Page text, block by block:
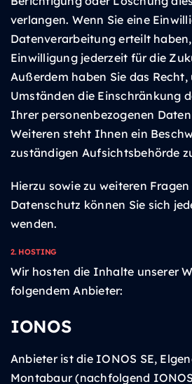
verlangen. Wenn Sie eine
Datenverarbeitung erteilt
Einwilligung jederzeit für die
Außerdem haben Sie das
Umständen die Einschränkung
Ihrer personenbezogenen
Weiteren steht Ihnen ein
zuständigen Aufsichtsbehörde
Hierzu sowie zu weiteren
Datenschutz können Sie sich
wenden.
2. HOSTING
Wir hosten die Inhalte unserer
folgendem Anbieter:
IONOS
Anbieter ist die IONOS SE,
Montabaur (nachfolgend